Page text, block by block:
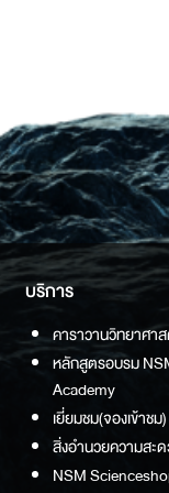
บริการ
คาราวานวิทยาศา
หลักสูตรอบรม
Academy
เยี่ยมชม(จองเข้าชม)
สิ่งอำนวยความสะ
NSM